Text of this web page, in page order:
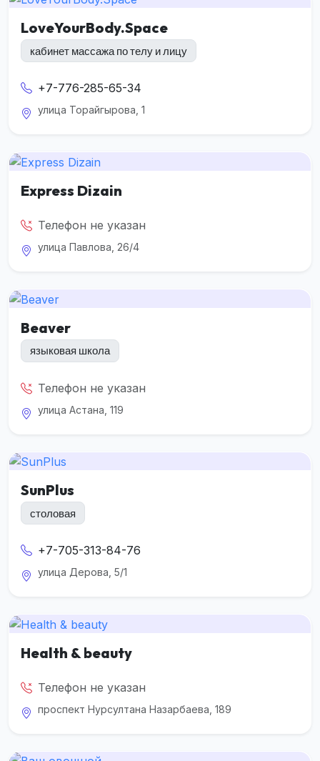
LoveYourBody.Space
кабинет массажа по телу и лицу
+7-776-285-65-34
улица Торайгырова, 1
Express Dizain
Телефон не указан
улица Павлова, 26/4
Beaver
языковая школа
Телефон не указан
улица Астана, 119
SunPlus
столовая
+7-705-313-84-76
улица Дерова, 5/1
Health & beauty
Телефон не указан
проспект Нурсултана Назарбаева, 189